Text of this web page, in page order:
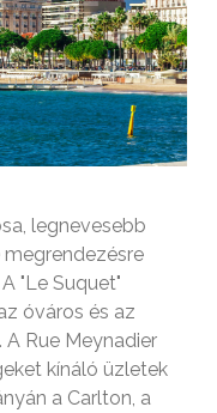
legnevesebb
"Le Suquet"
óváros és az
Rue Meynadier
kínáló üzletek
a Carlton, a